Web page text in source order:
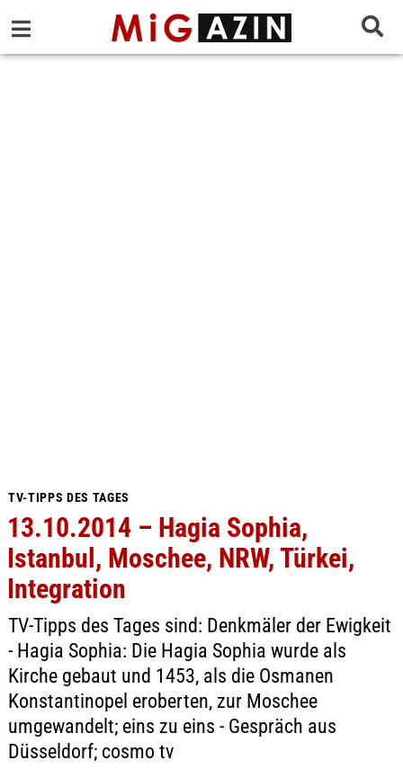
TV-TIPPS DES TAGES
13.10.2014 – Hagia Sophia,
Istanbul, Moschee, NRW, Türkei,
Integration
TV-Tipps des Tages sind: Denkmäler der Ewigkeit
- Hagia Sophia: Die Hagia Sophia wurde als
Kirche gebaut und 1453, als die Osmanen
Konstantinopel eroberten, zur Moschee
umgewandelt; eins zu eins - Gespräch aus
Düsseldorf; cosmo tv